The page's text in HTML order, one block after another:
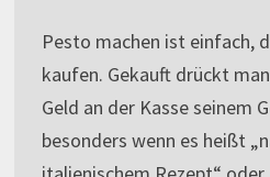
Pesto machen ist einfach,
kaufen. Gekauft drückt
Geld an der Kasse seinem
besonders wenn es heißt